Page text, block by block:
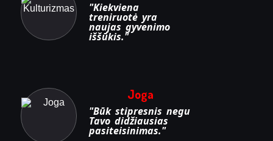
"Kiekviena
treniruotė yra
naujas gyvenimo
iššūkis."
Joga
"Būk stipresnis negu
Tavo didžiausias
pasiteisinimas."